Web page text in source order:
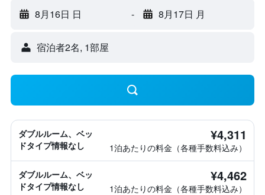
8月16日 日 - 8月17日 月
宿泊者2名, 1​部屋
ダブルルーム、ベッ
ドタイプ情報なし
¥4,311
1泊あたりの料金（各種手数料込み）
ダブルルーム、ベッ
ドタイプ情報なし
¥4,462
1泊あたりの料金（各種手数料込み）